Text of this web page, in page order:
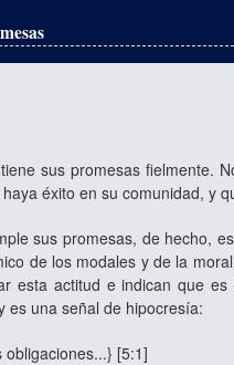
sus promesas fielmente.
éxito en su comunidad, y
sus promesas, de hecho,
de los modales y de la
esta actitud e indican que
es una señal de hipocresía:
obligaciones...} [5:1]